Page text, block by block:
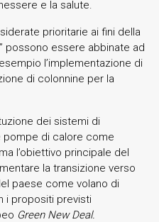
e la salute.
prioritarie ai fini della
possono essere abbinate ad
l’implementazione di
di colonnine per la
dei sistemi di
di calore come
l’obiettivo principale del
la transizione verso
paese come volano di
i propositi previsti
Green New Deal.